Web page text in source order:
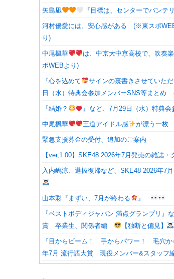
矢島凪 『目標は、センターでバンテ
河村優愛には、安心感がある (※東スポ
り)
中尾楓華
は、中京大中京高校で、吹奏
ポWEBより)
『心を込めて サインの裏書きさせていただ
日（水）特典会参加メンバーSNS等まとめ
『結婚？ 』など、7月29日（水）特典
中尾楓華 王道アイドル感 が漂う一枚
緊急支援募金の受付、追加のご案内
【ver,1.00】SKE48 2026年7月発売の雑誌
入内嶋涼、選抜復帰など、SKE48 2026年7
山本彩『まずい、7月が終わる 』
『ベストボディジャパン 満点グランプリ』
賞 卒業生、関係者編
【独断と偏見】
『目からビーム！ 手からパワー！ 毛穴か
年7月 流行語大賞 現役メンバー&スタッフ